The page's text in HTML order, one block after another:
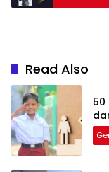
Read Also
50